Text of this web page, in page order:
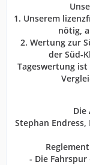
1. Unserem
nötig,
2. Wertung zur
der Süd-
Tageswertung
Die
Stephan
- Die